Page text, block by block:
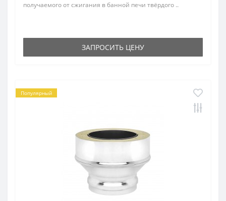
получаемого от сжигания в банной печи твёрдого ..
ЗАПРОСИТЬ ЦЕНУ
Популярный